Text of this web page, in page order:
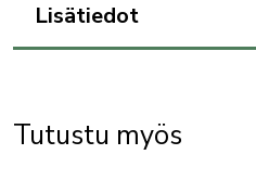
firing
pin/spring,
L/R,
Lisätiedot
Tutustu myös